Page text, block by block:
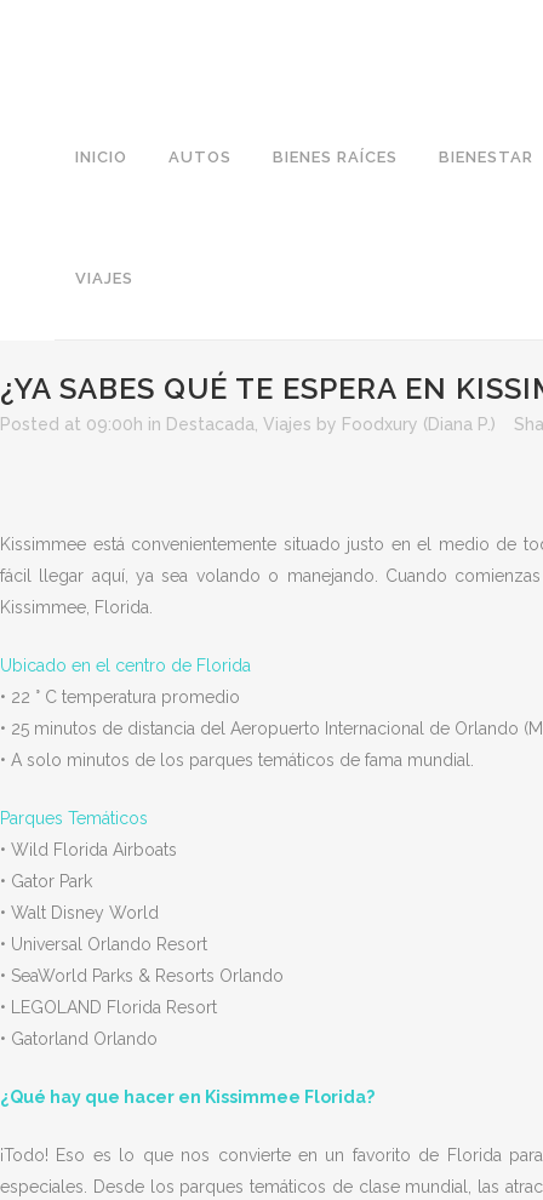
INICIO AUTOS BIENES RAÍCES BIENESTAR
VIAJES
¿YA SABES QUÉ TE ESPERA EN
Posted at 09:00h in Destacada Viajes by Foodxury (Diana P.)
Kissimmee está convenientemente situado justo en el medio de
fácil llegar aquí, ya sea volando o manejando. Cuando
Kissimmee, Florida.
Ubicado en el centro de Florida
• 22 ° C temperatura promedio
• 25 minutos de distancia del Aeropuerto Internacional de Orlando
• A solo minutos de los parques temáticos de fama mundial.
Parques Temáticos
• Wild Florida Airboats
• Gator Park
• Walt Disney World
• Universal Orlando Resort
• SeaWorld Parks & Resorts Orlando
• LEGOLAND Florida Resort
• Gatorland Orlando
¿Qué hay que hacer en Kissimmee Florida?
¡Todo! Eso es lo que nos convierte en un favorito de Florida
especiales. Desde los parques temáticos de clase mundial, las